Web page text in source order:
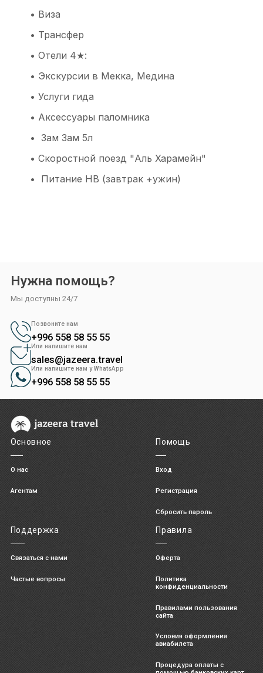
за ваш интерес к нашей компании,
свой профиль в
профиль.
• Виза
• Трансфер
• Отели 4★:
• Экскурсии в Мекка, Медина
• Услуги гида
• Аксессуары паломника
• Зам Зам 5л
• Скоростной поезд "Аль Харамейн"
• Питание HB (завтрак +ужин)
Нужна помощь?
Мы доступны 24/7
Позвоните нам
+996 558 58 55 55
Или напишите нам
sales@jazeera.travel
Или напишите нам у WhatsApp
+996 558 58 55 55
Основное
О нас
Агентам
Поддержка
Связаться с нами
Частые вопросы
Помощь
Вход
Регистрация
Сбросить пароль
Правила
Оферта
Политика
конфиденциальности
Правилами пользования
сайта
Условия оформления
авиабилета
Процедура оплаты с